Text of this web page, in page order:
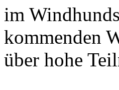
im
kommenden
über hohe